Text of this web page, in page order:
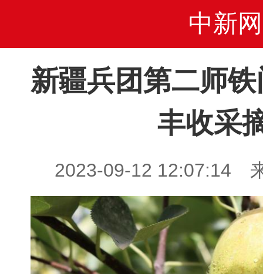
中新网
新疆兵团第二师
丰收采
2023-09-12 12:07:14